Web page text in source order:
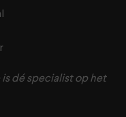
dé specialist op het